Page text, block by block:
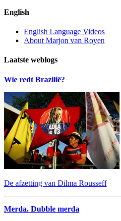
English
English Language Videos
About Marjon van Royen
Laatste weblogs
Wie redt Brazilië?
De afzetting van Dilma Rousseff
Merda. Dubble merda